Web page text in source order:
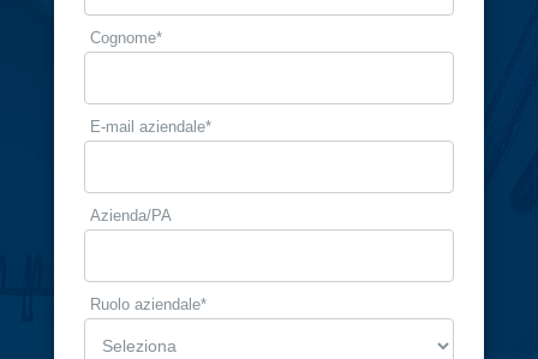
Cognome*
E-mail aziendale*
Azienda/PA
Ruolo aziendale​*